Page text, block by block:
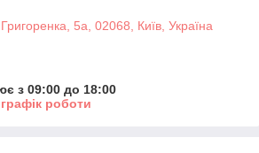
5а, 02068, Київ, Україна
з 09:00 до 18:00
роботи